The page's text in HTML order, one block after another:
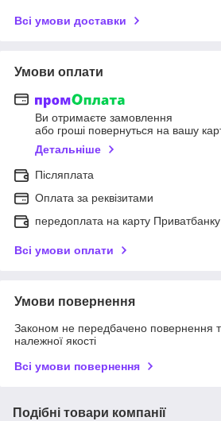
Всі умови доставки
Умови оплати
Ви отримаєте замовлення
або гроші повернуться на вашу
Детальніше
Післяплата
Оплата за реквізитами
передоплата на карту Приватбанку
Всі умови оплати
Умови повернення
Законом не передбачено повернення
належної якості
Всі умови повернення
Подібні товари компанії